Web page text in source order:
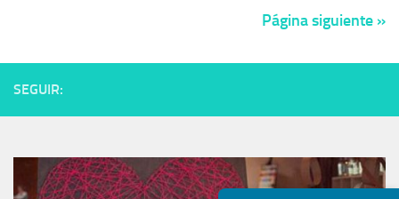
Página siguiente »
SEGUIR: